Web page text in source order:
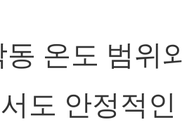
동 온도 범위
도 안정적